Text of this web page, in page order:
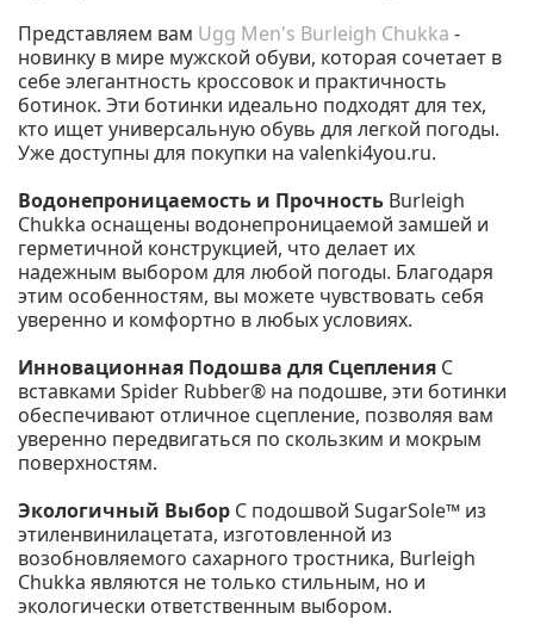
Представляем вам Ugg Men's Burleigh Chukka -
новинку в мире мужской обуви, которая сочетает в
себе элегантность кроссовок и практичность
ботинок. Эти ботинки идеально подходят для тех,
кто ищет универсальную обувь для легкой погоды.
Уже доступны для покупки на valenki4you.ru.
Водонепроницаемость и Прочность Burleigh
Chukka оснащены водонепроницаемой замшей и
герметичной конструкцией, что делает их
надежным выбором для любой погоды. Благодаря
этим особенностям, вы можете чувствовать себя
уверенно и комфортно в любых условиях.
Инновационная Подошва для Сцепления С
вставками Spider Rubber® на подошве, эти ботинки
обеспечивают отличное сцепление, позволяя вам
уверенно передвигаться по скользким и мокрым
поверхностям.
Экологичный Выбор С подошвой SugarSole™ из
этиленвинилацетата, изготовленной из
возобновляемого сахарного тростника, Burleigh
Chukka являются не только стильным, но и
экологически ответственным выбором.